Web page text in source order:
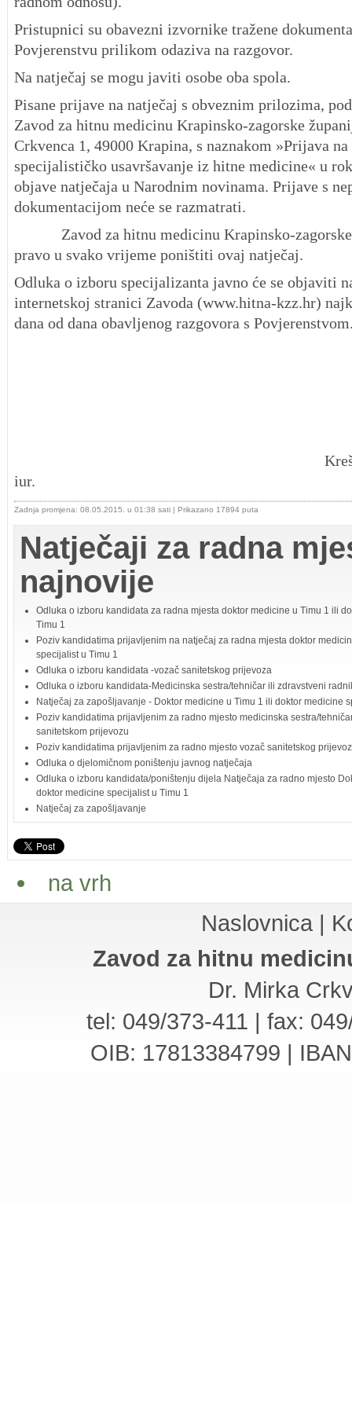
Pristupnici su obavezni izvornike tražene
Povjerenstvu prilikom odaziva na razgovor.
Na natječaj se mogu javiti osobe oba spola.
Pisane prijave na natječaj s obveznim prilozima,
Zavod za hitnu medicinu Krapinsko-zagorske
Crkvenca 1, 49000 Krapina, s naznakom »Prijava
specijalističko usavršavanje iz hitne medicine« u
objave natječaja u Narodnim novinama. Prijave s
dokumentacijom neće se razmatrati.
Zavod za hitnu medicinu Krapinsko-zagorske
pravo u svako vrijeme poništiti ovaj natječaj.
Odluka o izboru specijalizanta javno će se objaviti
internetskoj stranici Zavoda (www.hitna-kzz.hr)
dana od dana obavljenog razgovora s
iur.
Zadnja promjena: 08.05.2015. u 01:38 sati | Prikazano 17894 puta
Natječaji za radna
najnovije
Odluka o izboru kandidata za radna mjesta doktor medicine u Timu 1 ili
Timu 1
Poziv kandidatima prijavljenim na natječaj za radna mjesta doktor
specijalist u Timu 1
Odluka o izboru kandidata -vozač sanitetskog prijevoza
Odluka o izboru kandidata-Medicinska sestra/tehničar ili zdravstveni
Natječaj za zapošljavanje - Doktor medicine u Timu 1 ili doktor medicine
Poziv kandidatima prijavljenim za radno mjesto medicinska sestra/
sanitetskom prijevozu
Poziv kandidatima prijavljenim za radno mjesto vozač sanitetskog
Odluka o djelomičnom poništenju javnog natječaja
Odluka o izboru kandidata/poništenju dijela Natječaja za radno mjesto
doktor medicine specijalist u Timu 1
Natječaj za zapošljavanje
na vrh
Naslovnica |
Zavod za hitnu
Dr. Mirka
tel: 049/373-411 | fax:
OIB: 17813384799 |